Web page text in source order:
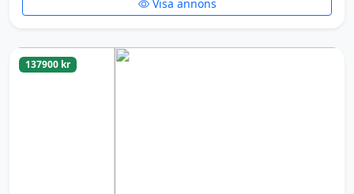
Visa annons
137900 kr